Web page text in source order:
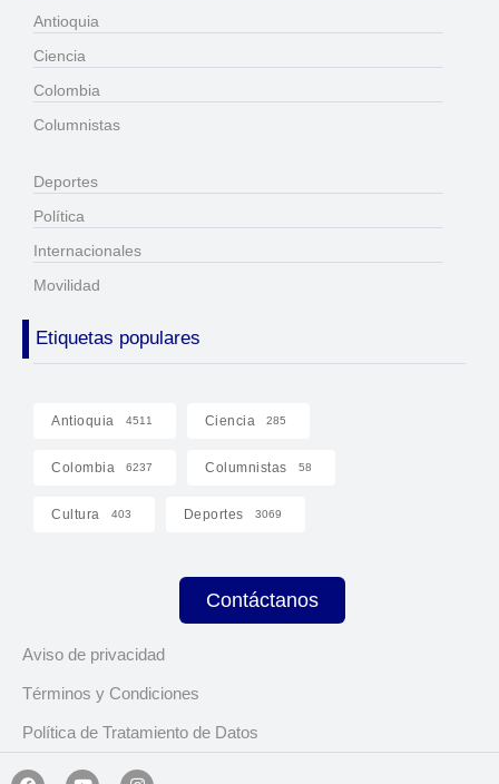
Antioquia
Ciencia
Colombia
Columnistas
Deportes
Política
Internacionales
Movilidad
Etiquetas populares
Antioquia 4511 Ciencia 285
Colombia 6237 Columnistas 58
Cultura 403 Deportes 3069
Contáctanos
Aviso de privacidad
Términos y Condiciones
Política de Tratamiento de Datos